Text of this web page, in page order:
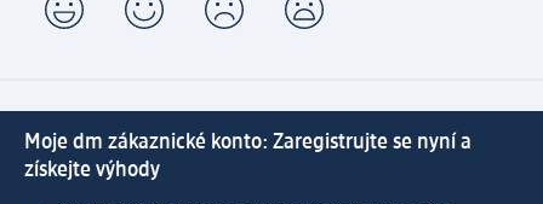
Moje dm zákaznické konto: Zaregistrujte se nyní a
získejte výhody